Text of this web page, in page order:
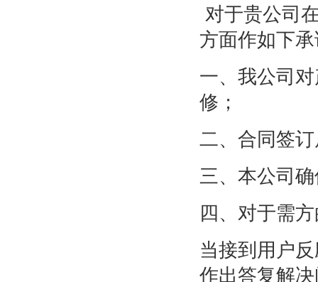
对于贵公司
方面作如下
一、我公司
修；
二、合同签
三、本公司
四、对于需
当接到用户
作出答复解